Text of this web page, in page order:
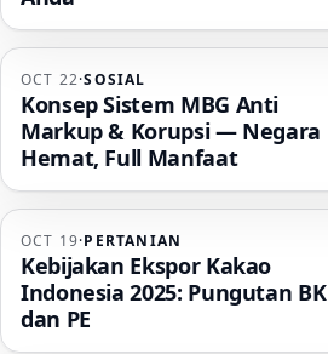
OCT 22·SOSIAL
Konsep Sistem MBG Anti
Markup & Korupsi — Negara
Hemat, Full Manfaat
OCT 19·PERTANIAN
Kebijakan Ekspor Kakao
Indonesia 2025: Pungutan BK
dan PE